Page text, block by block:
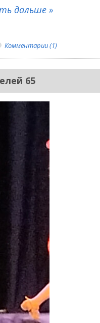
дальше »
Комментарии (1)
65